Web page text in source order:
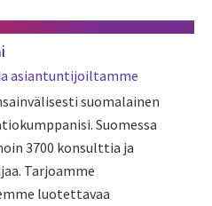
asiantuntijoiltamme
suomalainen
Suomessa
3700 konsulttia ja
Tarjoamme
luotettavaa